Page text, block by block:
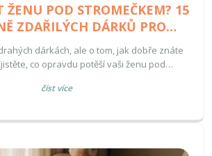
ŽENU POD STROMEČKEM? 15
ZDAŘILÝCH DÁRKŮ PRO
VALENTÝN
dárkách, ale o tom, jak dobře znáte
co opravdu potěší vaši ženu pod
zůstanou navždy.
číst více